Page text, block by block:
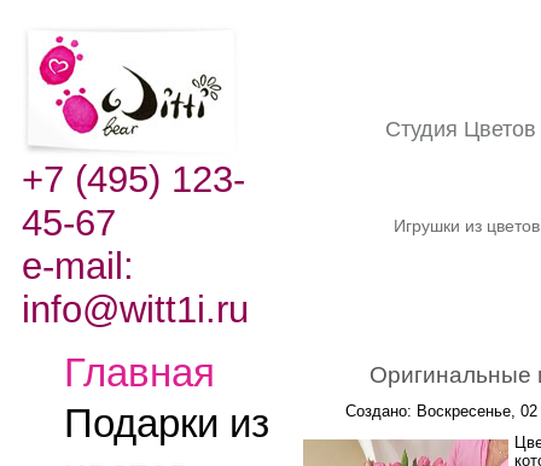
+7 (495) 123-
45-67
e-mail:
info@witt1i.ru
Студия Цветов
Игрушки из
Главная
Подарки из
Оригинальные
Создано: Воскресенье,